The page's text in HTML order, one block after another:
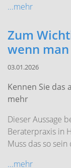
...mehr
Zum
wenn
03.01.2026
Kennen Sie das
mehr
Dieser Aussage
Beraterpraxis in
Muss das so
...mehr